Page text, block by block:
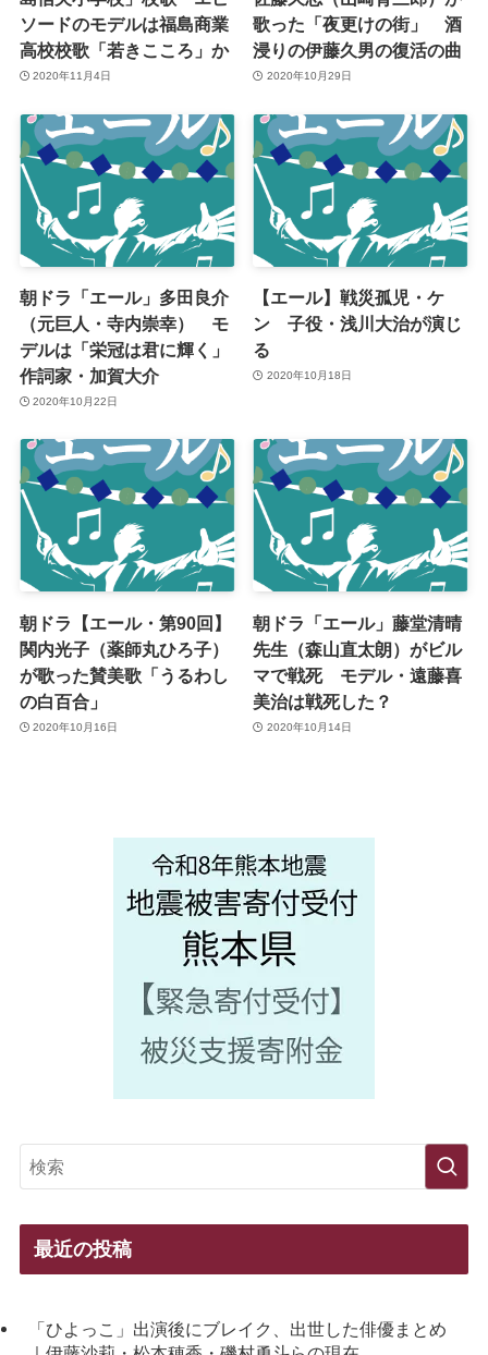
ソードのモデルは福島商業
高校校歌「若きこころ」か
2020年11月4日
歌った「夜更けの街」 酒
浸りの伊藤久男の復活の曲
2020年10月29日
朝ドラ「エール」多田良介
（元巨人・寺内崇幸） モ
デルは「栄冠は君に輝く」
作詞家・加賀大介
2020年10月22日
【エール】戦災孤児・ケ
ン 子役・浅川大治が演じ
る
2020年10月18日
朝ドラ【エール・第90回】
関内光子（薬師丸ひろ子）
が歌った賛美歌「うるわし
の白百合」
2020年10月16日
朝ドラ「エール」藤堂清晴
先生（森山直太朗）がビル
マで戦死 モデル・遠藤喜
美治は戦死した？
2020年10月14日
最近の投稿
「ひよっこ」出演後にブレイク、出世した俳優まとめ